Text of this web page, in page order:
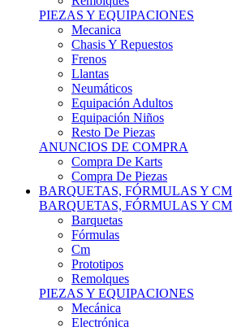
Mecanica
Chasis Y Repuestos
Frenos
Llantas
Neumáticos
Equipación Adultos
Equipación Niños
Resto De Piezas
ANUNCIOS DE COMPRA
Compra De Karts
Compra De Piezas
BARQUETAS, FÓRMULAS Y CM
BARQUETAS, FÓRMULAS Y CM
Barquetas
Fórmulas
Cm
Prototipos
Remolques
PIEZAS Y EQUIPACIONES
Mecánica
Electrónica
Chasis Y Carrocería